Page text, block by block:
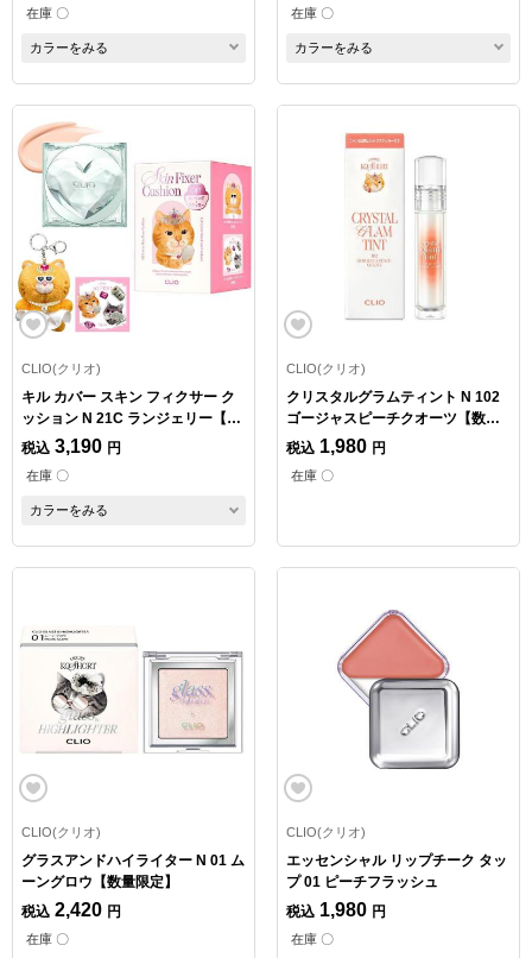
在庫 〇
カラーをみる
在庫 〇
カラーをみる
CLIO(クリオ)
キル カバー スキン フィクサー ク
ッション N 21C ランジェリー【数
量限定】
税込 3,190 円
在庫 〇
カラーをみる
CLIO(クリオ)
クリスタルグラムティント N 102
ゴージャスピーチクオーツ【数量
限定】
税込 1,980 円
在庫 〇
CLIO(クリオ)
グラスアンドハイライター N 01 ム
ーングロウ【数量限定】
税込 2,420 円
在庫 〇
CLIO(クリオ)
エッセンシャル リップチーク タッ
プ 01 ピーチフラッシュ
税込 1,980 円
在庫 〇